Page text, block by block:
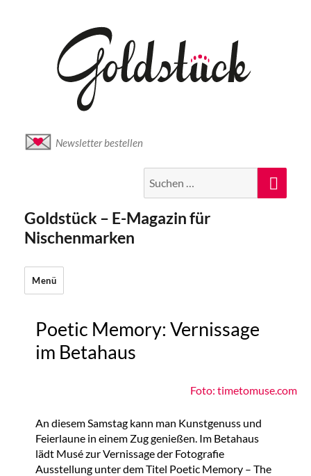
Newsletter bestellen
nach:
Goldstück – E-Magazin für
Nischenmarken
Menü
Poetic Memory: Vernissage
im Betahaus
Foto: timetomuse.com
An diesem Samstag kann man Kunstgenuss und
Feierlaune in einem Zug genießen. Im Betahaus
lädt Musé zur Vernissage der Fotografie
Ausstellung unter dem Titel Poetic Memory – The